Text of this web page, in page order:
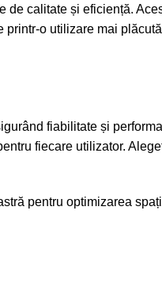
de calitate și eficiență.
o utilizare mai
fiabilitate și
fiecare utilizator.
pentru optimizarea